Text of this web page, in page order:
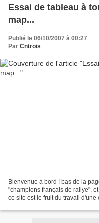
Essai de tableau à
map...
Publié le 06/10/2007 à 00:27
Par Cntrois
Bienvenue à bord ! bas de la
"champions français de rallye",
ce site est le fruit du travail